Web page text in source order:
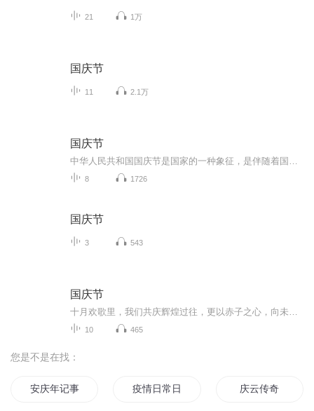
21 1万
国庆节
11 2.1万
国庆节
8 1726
国庆节
3 543
国庆节
10 465
您是不是在找：
安庆年记事 疫情日常日记 庆云传奇